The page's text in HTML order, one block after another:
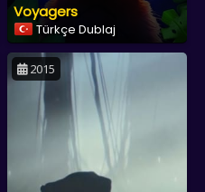
Voyagers
Türkçe Dublaj
2015